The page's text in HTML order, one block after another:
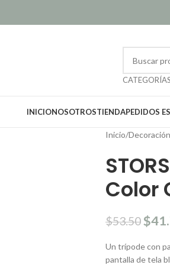
CATEGORÍAS
INICIONOSOTROSTIENDAPEDIDOS
Inicio/Decoración
Color
$53.50$
Un trípode con
pantalla de tela